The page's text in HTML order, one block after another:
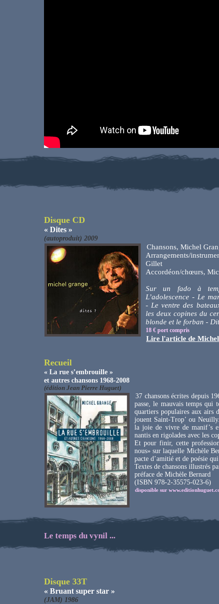
Disque CD
« Dites »
(autoproduit) 2009
Chansons, Michel
Arrangements/
Gillet
Accordéon/chœurs,
Sur un fado à
L’adolescence - Le
- Le ventre des
les deux copines du
blonde et le forban -
18 € port compris
Lire l'article de
Recueil
« La rue s’embrouille »
et autres chansons 1968-2008
(édition Jean Pierre Huguet)
37 chansons écrites depuis
passe, le mauvais temps qui
quartiers populaires aux airs
jouent Saint-Trop’ ou
la joie de vivre de manif’s
nantis en rigolades avec les
Et pour finir, cette
nous» sur laquelle Michèle
pacte d’amitié et de poésie
Textes de chansons illustrés
préface de Michèle Bernard
(ISBN 978-2-35575-023-6)
disponible sur
Le temps du vynil ...
Disque 33T
« Bruant super star »
(JAM) 1986